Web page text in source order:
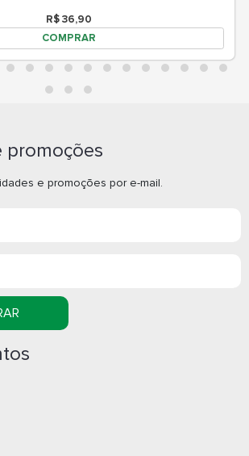
promoções
e promoções por e-mail.